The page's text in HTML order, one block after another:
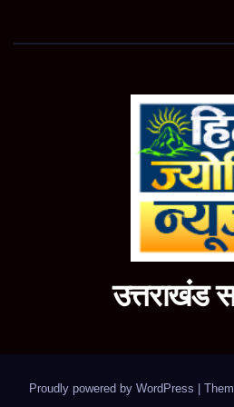
उत्तराखंड
Proudly powered by WordPress